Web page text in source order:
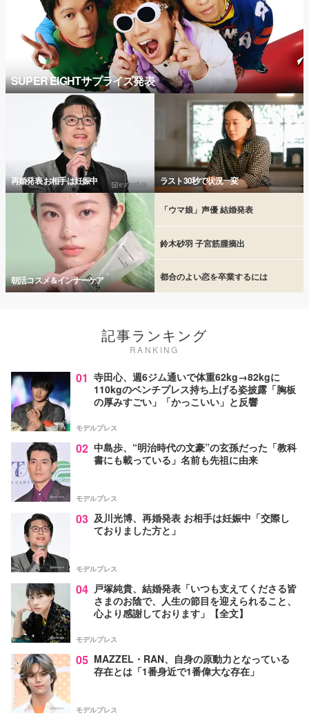
SUPER EIGHTサプライズ発表
再婚発表 お相手は妊娠中 ラスト30秒で状況一変
朝活コスメ＆インナーケア
「ウマ娘」声優 結婚発表
鈴木砂羽 子宮筋腫摘出
都合のよい恋を卒業するには
記事ランキング
RANKING
01 寺田心、週6ジム通いで体重62kg→82kgに
110kgのベンチプレス持ち上げる姿披露「胸板
の厚みすごい」「かっこいい」と反響
モデルプレス
02 中島歩、“明治時代の文豪”の玄孫だった「教科
書にも載っている」名前も先祖に由来
モデルプレス
03 及川光博、再婚発表 お相手は妊娠中「交際し
ておりました方と」
モデルプレス
04 戸塚純貴、結婚発表「いつも支えてくださる皆
さまのお陰で、人生の節目を迎えられること、
心より感謝しております」【全文】
モデルプレス
05 MAZZEL・RAN、自身の原動力となっている
存在とは「1番身近で1番偉大な存在」
モデルプレス